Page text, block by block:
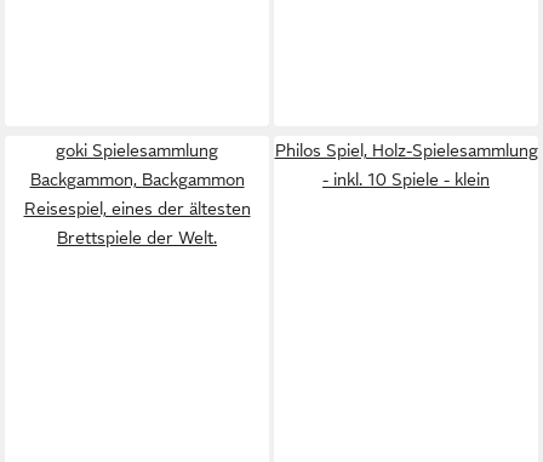
goki Spielesammlung
Backgammon, Backgammon
Reisespiel, eines der ältesten
Brettspiele der Welt.
Philos Spiel, Holz-Spielesammlung
- inkl. 10 Spiele - klein